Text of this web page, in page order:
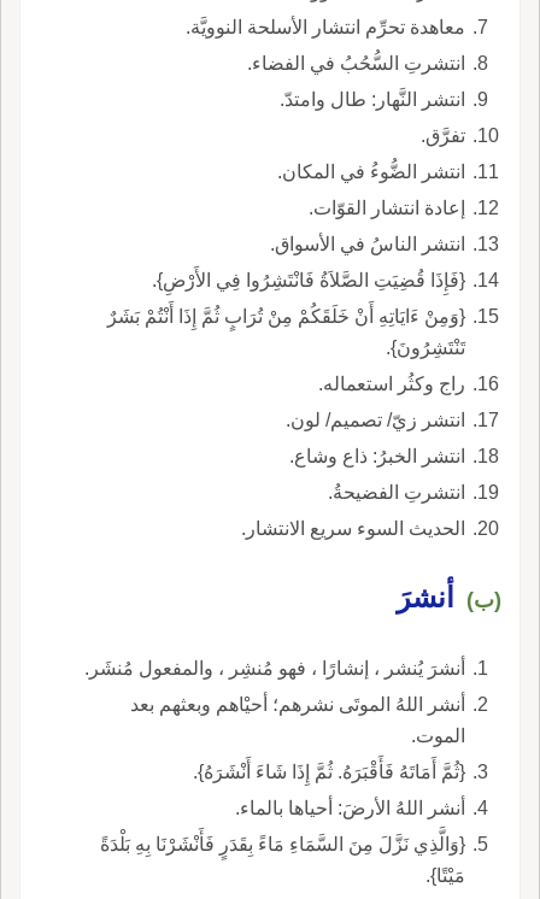
معاهدة تحرِّم انتشار الأسلحة النوويَّة.
انتشرتِ السُّحُبُ في الفضاء.
انتشر النَّهار: طال وامتدّ.
تفرَّق.
انتشر الضُّوءُ في المكان.
إعادة انتشار القوّات.
انتشر الناسُ في الأسواق.
{فَإِذَا قُضِيَتِ الصَّلاَةُ فَانْتَشِرُوا فِي الأَرْضِ}.
{وَمِنْ ءَايَاتِهِ أَنْ خَلَقَكُمْ مِنْ تُرَابٍ ثُمَّ إِذَا أَنْتُمْ بَشَرٌ
تَنْتَشِرُونَ}.
راج وكثُر استعماله.
انتشر زيّ/ تصميم/ لون.
انتشر الخبرُ: ذاع وشاع.
انتشرتِ الفضيحةُ.
الحديث السوء سريع الانتشار.
(ب) أنشرَ
أنشرَ يُنشر ، إنشارًا ، فهو مُنشِر ، والمفعول مُنشَر.
أنشر اللهُ الموتَى نشرهم؛ أحيْاهم وبعثهم بعد
الموت.
{ثُمَّ أَمَاتَهُ فَأَقْبَرَهُ. ثُمَّ إِذَا شَاءَ أَنْشَرَهُ}.
أنشر اللهُ الأرضَ: أحياها بالماء.
{وَالَّذِي نَزَّلَ مِنَ السَّمَاءِ مَاءً بِقَدَرٍ فَأَنْشَرْنَا بِهِ بَلْدَةً
مَيْتًا}.